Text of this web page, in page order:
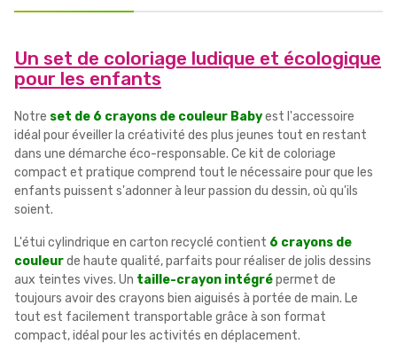
Un set de coloriage ludique et écologique
pour les enfants
Notre set de 6 crayons de couleur Babyest l'accessoire
idéal pour éveiller la créativité des plus jeunes tout en restant
dans une démarche éco-responsable. Ce kit de coloriage
compact et pratique comprend tout le nécessaire pour que les
enfants puissent s'adonner à leur passion du dessin, où qu'ils
soient.
L'étui cylindrique en carton recyclé contient 6 crayons de
couleurde haute qualité, parfaits pour réaliser de jolis dessins
aux teintes vives. Un taille-crayon intégrépermet de
toujours avoir des crayons bien aiguisés à portée de main. Le
tout est facilement transportable grâce à son format
compact, idéal pour les activités en déplacement.